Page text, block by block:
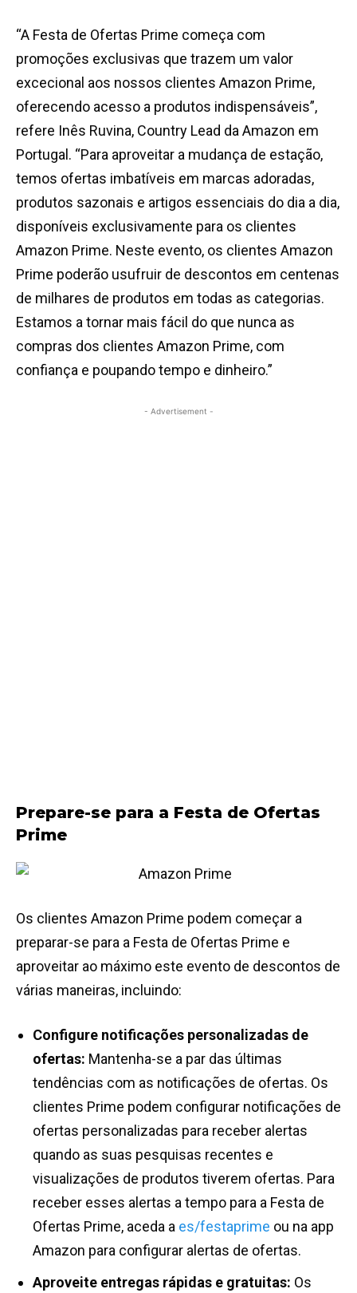
“A Festa de Ofertas Prime começa com
promoções exclusivas que trazem um valor
excecional aos nossos clientes Amazon Prime,
oferecendo acesso a produtos indispensáveis”,
refere Inês Ruvina, Country Lead da Amazon em
Portugal. “Para aproveitar a mudança de estação,
temos ofertas imbatíveis em marcas adoradas,
produtos sazonais e artigos essenciais do dia a dia,
disponíveis exclusivamente para os clientes
Amazon Prime. Neste evento, os clientes Amazon
Prime poderão usufruir de descontos em centenas
de milhares de produtos em todas as categorias.
Estamos a tornar mais fácil do que nunca as
compras dos clientes Amazon Prime, com
confiança e poupando tempo e dinheiro.”
- Advertisement -
Prepare-se para a Festa de Ofertas
Prime
Os clientes Amazon Prime podem começar a
preparar-se para a Festa de Ofertas Prime e
aproveitar ao máximo este evento de descontos de
várias maneiras, incluindo:
Configure notificações personalizadas de
ofertas: Mantenha-se a par das últimas
tendências com as notificações de ofertas. Os
clientes Prime podem configurar notificações de
ofertas personalizadas para receber alertas
quando as suas pesquisas recentes e
visualizações de produtos tiverem ofertas. Para
receber esses alertas a tempo para a Festa de
Ofertas Prime, aceda a es/festaprime ou na app
Amazon para configurar alertas de ofertas.
Aproveite entregas rápidas e gratuitas: Os